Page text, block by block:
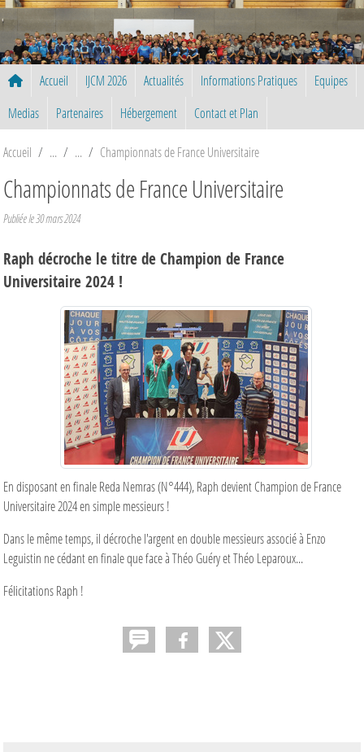
Accueil IJCM 2026 Actualités Informations Pratiques
Equipes
Medias
Partenaires Hébergement Contact et Plan
Accueil Championnats de France Universitaire
Championnats de France Universitaire
Publiée le 30 mars 2024
Raph décroche le titre de Champion de France
Universitaire 2024 !
En disposant en finale Reda Nemras (N°444), Raph devient Champion de France
Universitaire 2024 en simple messieurs !
Dans le même temps, il décroche l'argent en double messieurs associé à Enzo
Leguistin ne cédant en finale que face à Théo Guéry et Théo Leparoux...
Félicitations Raph !
Panneau de gestion des cookies